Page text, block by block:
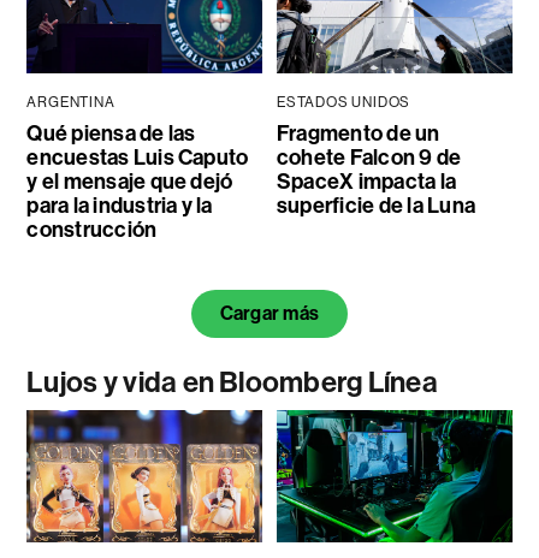
ARGENTINA
Qué piensa de las
encuestas Luis Caputo
y el mensaje que dejó
para la industria y la
construcción
ESTADOS UNIDOS
Fragmento de un
cohete Falcon 9 de
SpaceX impacta la
superficie de la Luna
Cargar más
Lujos y vida en Bloomberg Línea